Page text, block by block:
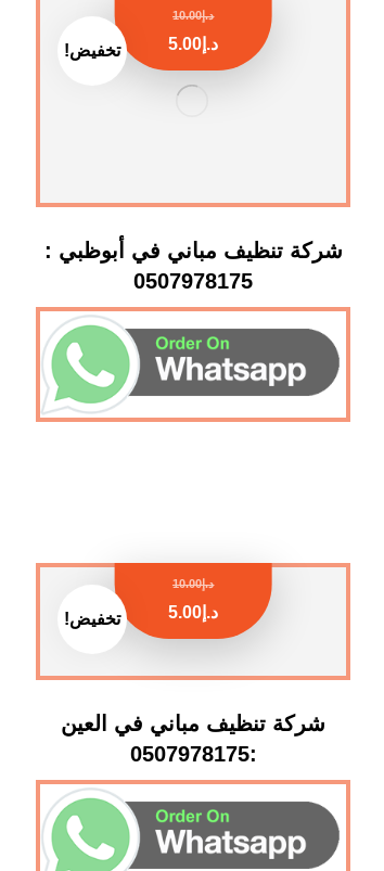
تخفيض!
شركة تنظيف مباني في أبوظبي :
0507978175
د.إ10.00
د.إ 5.00
تخفيض!
شركة تنظيف مباني في العين
:0507978175
د.إ10.00
د.إ 5.00